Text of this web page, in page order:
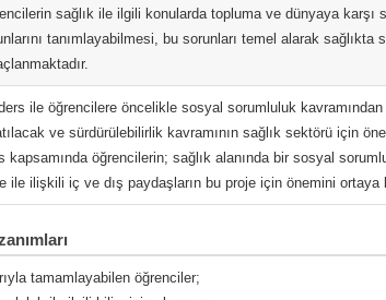
sağlık ile ilgili konularda topluma ve dünyaya karşı
tanımlayabilmesi, bu sorunları temel alarak
ile öğrencilere öncelikle sosyal sorumluluk
ve sürdürülebilirlik kavramının sağlık sektörü için
kapsamında öğrencilerin; sağlık alanında bir sosyal
ile ilişkili iç ve dış paydaşların bu proje için önemini
tamamlayabilen öğrenciler;